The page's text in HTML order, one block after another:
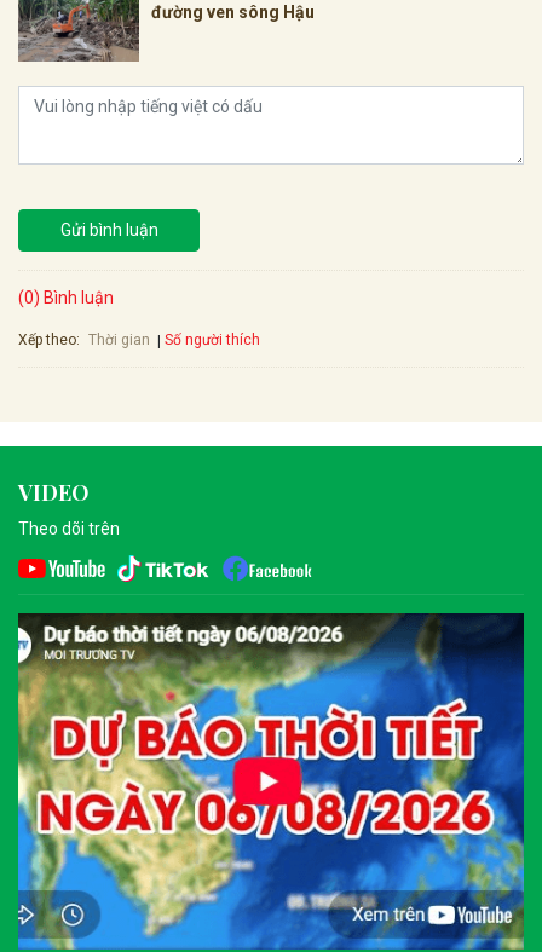
đường ven sông Hậu
Gửi bình luận
(0) Bình luận
Xếp theo: Thời gian Số người thích
VIDEO
Theo dõi trên